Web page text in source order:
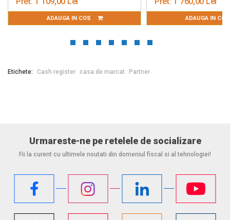
ADAUGA IN COS ADAUGA IN
Etichete: Cash register casa de marcat Partner
Urmareste-ne pe retelele de socializare
Fii la curent cu ultimele noutati din domeniul fiscal si al tehnologiei!